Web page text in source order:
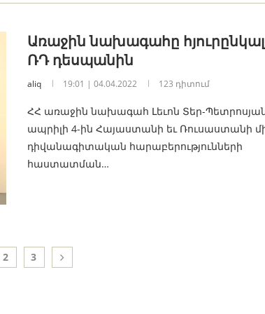
Առաջին նախագահը
ՌԴ դեսպանին
aliq 19:01 | 04.04.2022 123 դիտում
ՀՀ առաջին նախագահ Լեւոն Տեր-
ապրիլի 4-ին Հայաստանի եւ Ռուսաստանի
դիվանագիտական հարաբերությունների
հաստատման…
2 3